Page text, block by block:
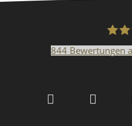
844 Bewertungen